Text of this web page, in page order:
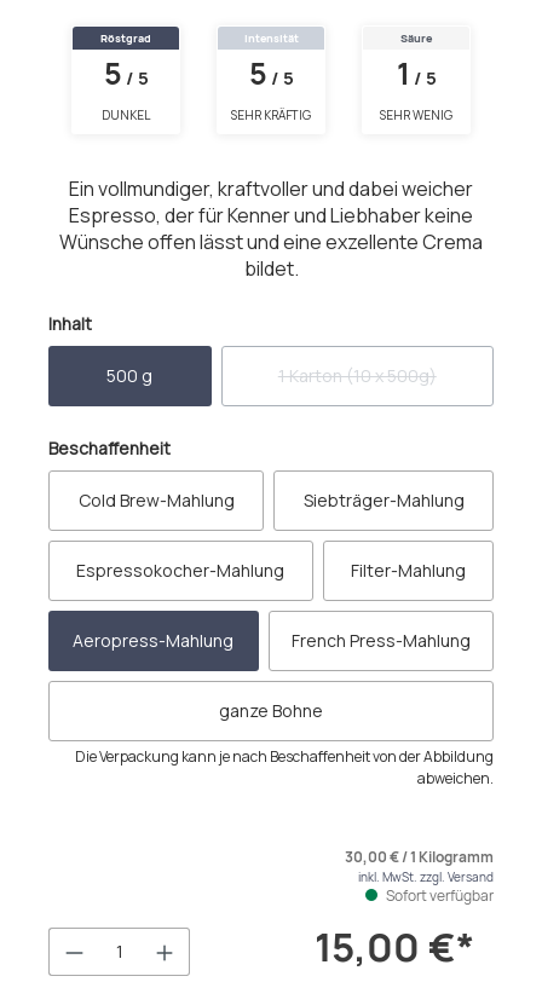
Röstgrad
5 / 5
DUNKEL
Intensität
5 / 5
SEHR KRÄFTIG
Säure
1 / 5
SEHR WENIG
Ein vollmundiger, kraftvoller und dabei weicher
Espresso, der für Kenner und Liebhaber keine
Wünsche offen lässt und eine exzellente Crema
bildet.
Inhaltauswählen
500 g 1 Karton (10 x 500g)
(Diese Option ist zurzeit
Beschaffenheitauswählen
Cold Brew-Mahlung Siebträger-Mahlung
Espressokocher-Mahlung Filter-Mahlung
Aeropress-Mahlung French Press-Mahlung
ganze Bohne
Die Verpackung kann je nach Beschaffenheit von der Abbildung
abweichen.
Produkt Anzahl: Gib den15,00 €*
30,00 € / 1 Kilogramm
inkl. MwSt. zzgl. Versand
Sofort verfügbar